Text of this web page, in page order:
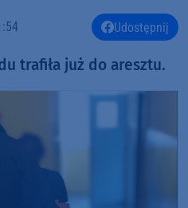
Udostępnij
trafiła już do aresztu.